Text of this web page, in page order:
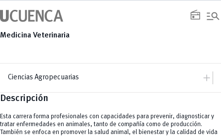
al
contenido
radio manage_search
Medicina Veterinaria
Ciencias Agropecuarias add
Facultad
add
Docentes
Historia
Medicina Veterinaria
Agronomía
Descripción
Esta carrera forma profesionales con capacidades para prevenir, diagnosticar y
tratar enfermedades en animales, tanto de compañía como de producción.
También se enfoca en promover la salud animal, el bienestar y la calidad de vida